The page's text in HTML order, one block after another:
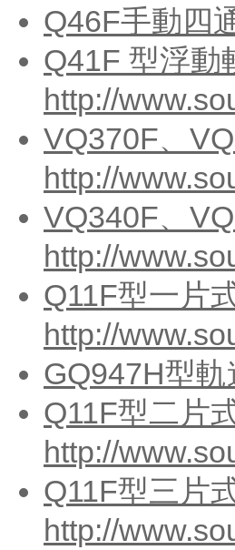
Q46F手動四
Q41F 型浮動
http://
VQ370F、
http://
VQ340F、
http://
Q11F型一片
http://
GQ947H型
Q11F型二片
http://
Q11F型三片
http://